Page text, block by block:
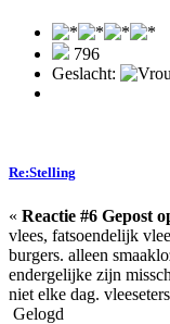
796
Geslacht:
Re:Stelling
« Reactie #6 Gepost
vlees, fatsoendelijk
burgers. alleen
endergelijke zijn
niet elke dag.
Gelogd